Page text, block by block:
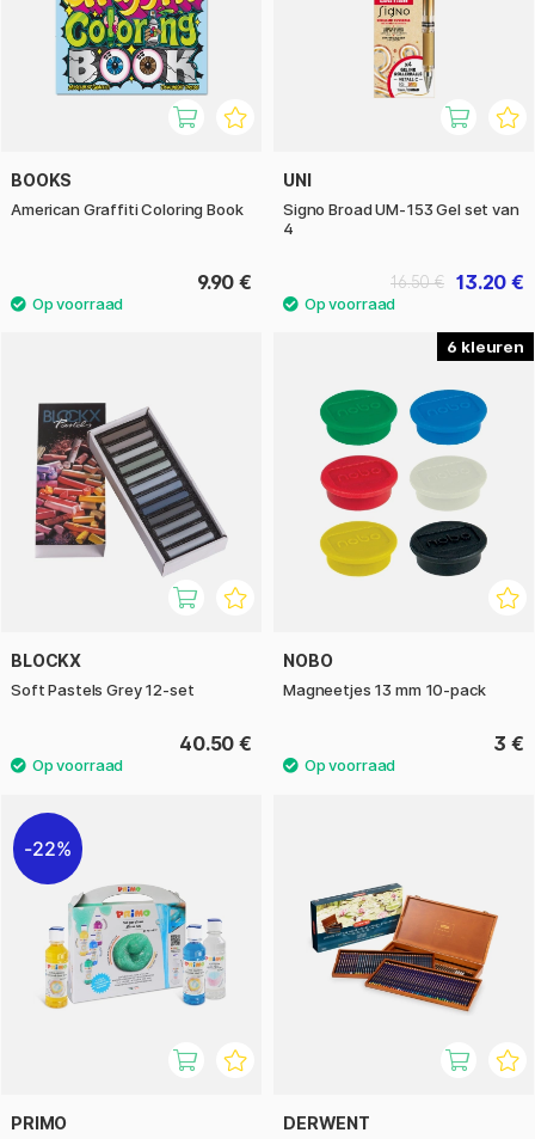
BOOKS
American Graffiti Coloring Book
9.90 €
UNI
Signo Broad UM-153 Gel set van
4
13.20 €
16.50 €
BLOCKX
Soft Pastels Grey 12-set
40.50 €
6
NOBO
Magneetjes 13 mm 10-pack
3 €
22%
PRIMO DERWENT